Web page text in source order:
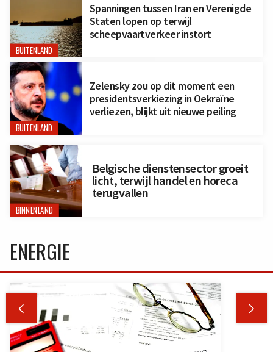
BUITENLAND
Spanningen tussen Iran en Verenigde
Staten lopen op terwijl
scheepvaartverkeer instort
BUITENLAND
Zelensky zou op dit moment een
presidentsverkiezing in Oekraïne
verliezen, blijkt uit nieuwe peiling
BINNENLAND
Belgische dienstensector groeit
licht, terwijl handel en horeca
terugvallen
ENERGIE
 